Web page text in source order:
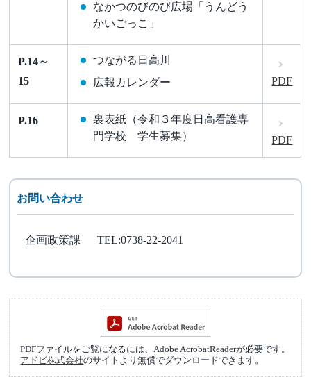
なかつのびのび広場「うんどう
かいごっこ」
P.14～
15
つながる日高川
広報カレンダー
PDF
P.16
裏表紙（令和３年度日高看護専
門学校 学生募集）
PDF
お問い合わせ
企画政策課 TEL:0738-22-2041
PDFファイルをご覧になるには、Adobe AcrobatReaderが必要です。
アドビ株式会社のサイトより無償でダウンロードできます。